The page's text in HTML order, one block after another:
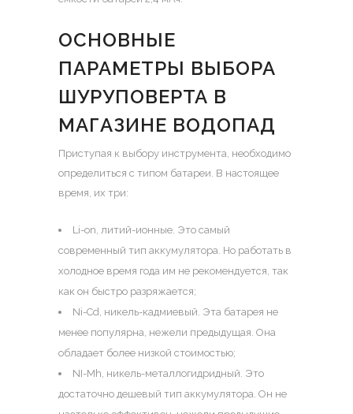
ОСНОВНЫЕ
ПАРАМЕТРЫ ВЫБОРА
ШУРУПОВЕРТА В
МАГАЗИНЕ ВОДОПАД
Приступая к выбору инструмента, необходимо
определиться с типом батареи. В настоящее
время, их три:
Li-on, литий-ионные. Это самый
современный тип аккумулятора. Но работать в
холодное время года им не рекомендуется, так
как он быстро разряжается;
Ni-Cd, никель-кадмиевый. Эта батарея не
менее популярна, нежели предыдущая. Она
обладает более низкой стоимостью;
NI-Mh, никель-металлогидридный. Это
достаточно дешевый тип аккумулятора. Он не